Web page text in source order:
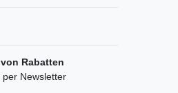
Rabatten
per Newsletter